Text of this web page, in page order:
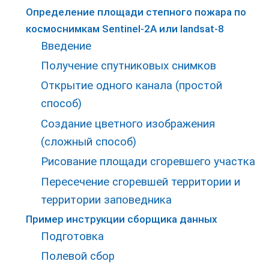
Определение площади степного пожара по
космоснимкам Sentinel-2A или landsat-8
Введение
Получение спутниковых снимков
Открытие одного канала (простой
способ)
Создание цветного изображения
(сложный способ)
Рисование площади сгоревшего участка
Пересечение сгоревшей территории и
территории заповедника
Пример инструкции сборщика данных
Подготовка
Полевой сбор